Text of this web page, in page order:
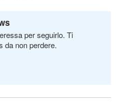
per seguirlo. Ti
da non perdere.